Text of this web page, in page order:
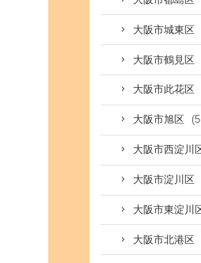
大阪市城東区
大阪市鶴見区
大阪市此花区
大阪市旭区
大阪市西淀川
大阪市淀川区
大阪市東淀川
大阪市北港区